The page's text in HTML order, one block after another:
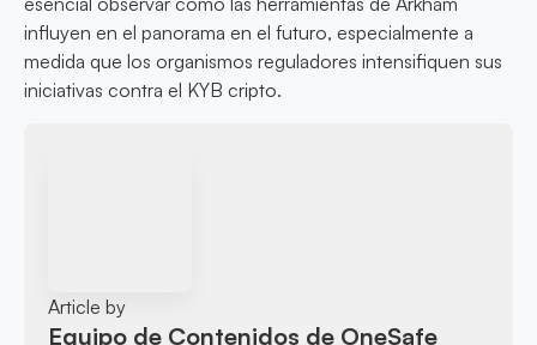
influyen en el panorama en el futuro, especialmente a
medida que los organismos reguladores intensifiquen sus
iniciativas contra el KYB cripto.
Article by
Equipo de Contenidos de OneSafe